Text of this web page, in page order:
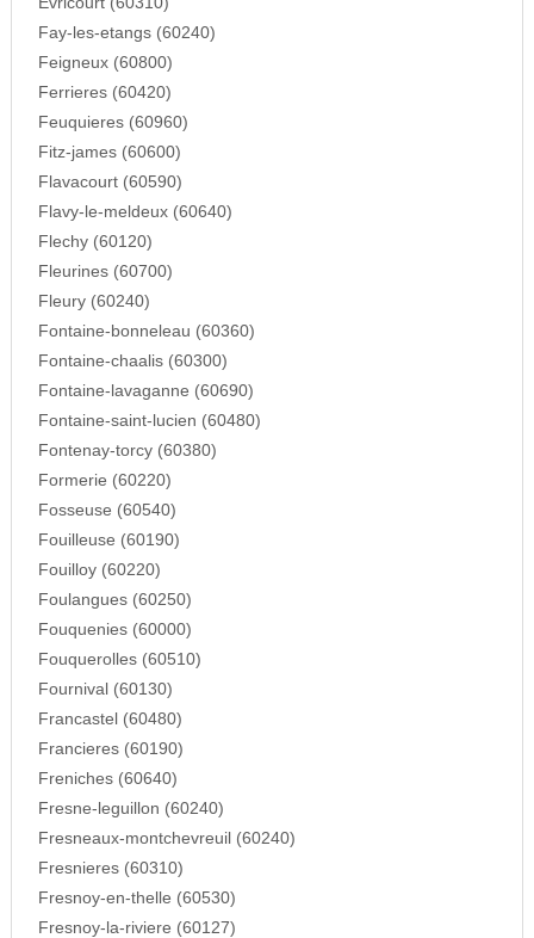
Fay-les-etangs (60240)
Feigneux (60800)
Ferrieres (60420)
Feuquieres (60960)
Fitz-james (60600)
Flavacourt (60590)
Flavy-le-meldeux (60640)
Flechy (60120)
Fleurines (60700)
Fleury (60240)
Fontaine-bonneleau (60360)
Fontaine-chaalis (60300)
Fontaine-lavaganne (60690)
Fontaine-saint-lucien (60480)
Fontenay-torcy (60380)
Formerie (60220)
Fosseuse (60540)
Fouilleuse (60190)
Fouilloy (60220)
Foulangues (60250)
Fouquenies (60000)
Fouquerolles (60510)
Fournival (60130)
Francastel (60480)
Francieres (60190)
Freniches (60640)
Fresne-leguillon (60240)
Fresneaux-montchevreuil (60240)
Fresnieres (60310)
Fresnoy-en-thelle (60530)
Fresnoy-la-riviere (60127)